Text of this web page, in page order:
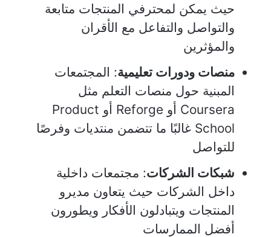
حيث يمكن لمحترفي المنتجات متابعة
والتواصل والتفاعل مع الأقران
والمؤثرين
منصات ودورات تعليمية: المجتمعات
المبنية حول منصات التعلم مثل
Coursera أو Reforge أو Product
School غالبًا ما تتضمن منتديات وفرصًا
للتواصل
شبكات الشركات: مجتمعات داخلية
داخل الشركات حيث يتعاون مديرو
المنتجات ويتبادلون الأفكار ويطورون
أفضل الممارسات